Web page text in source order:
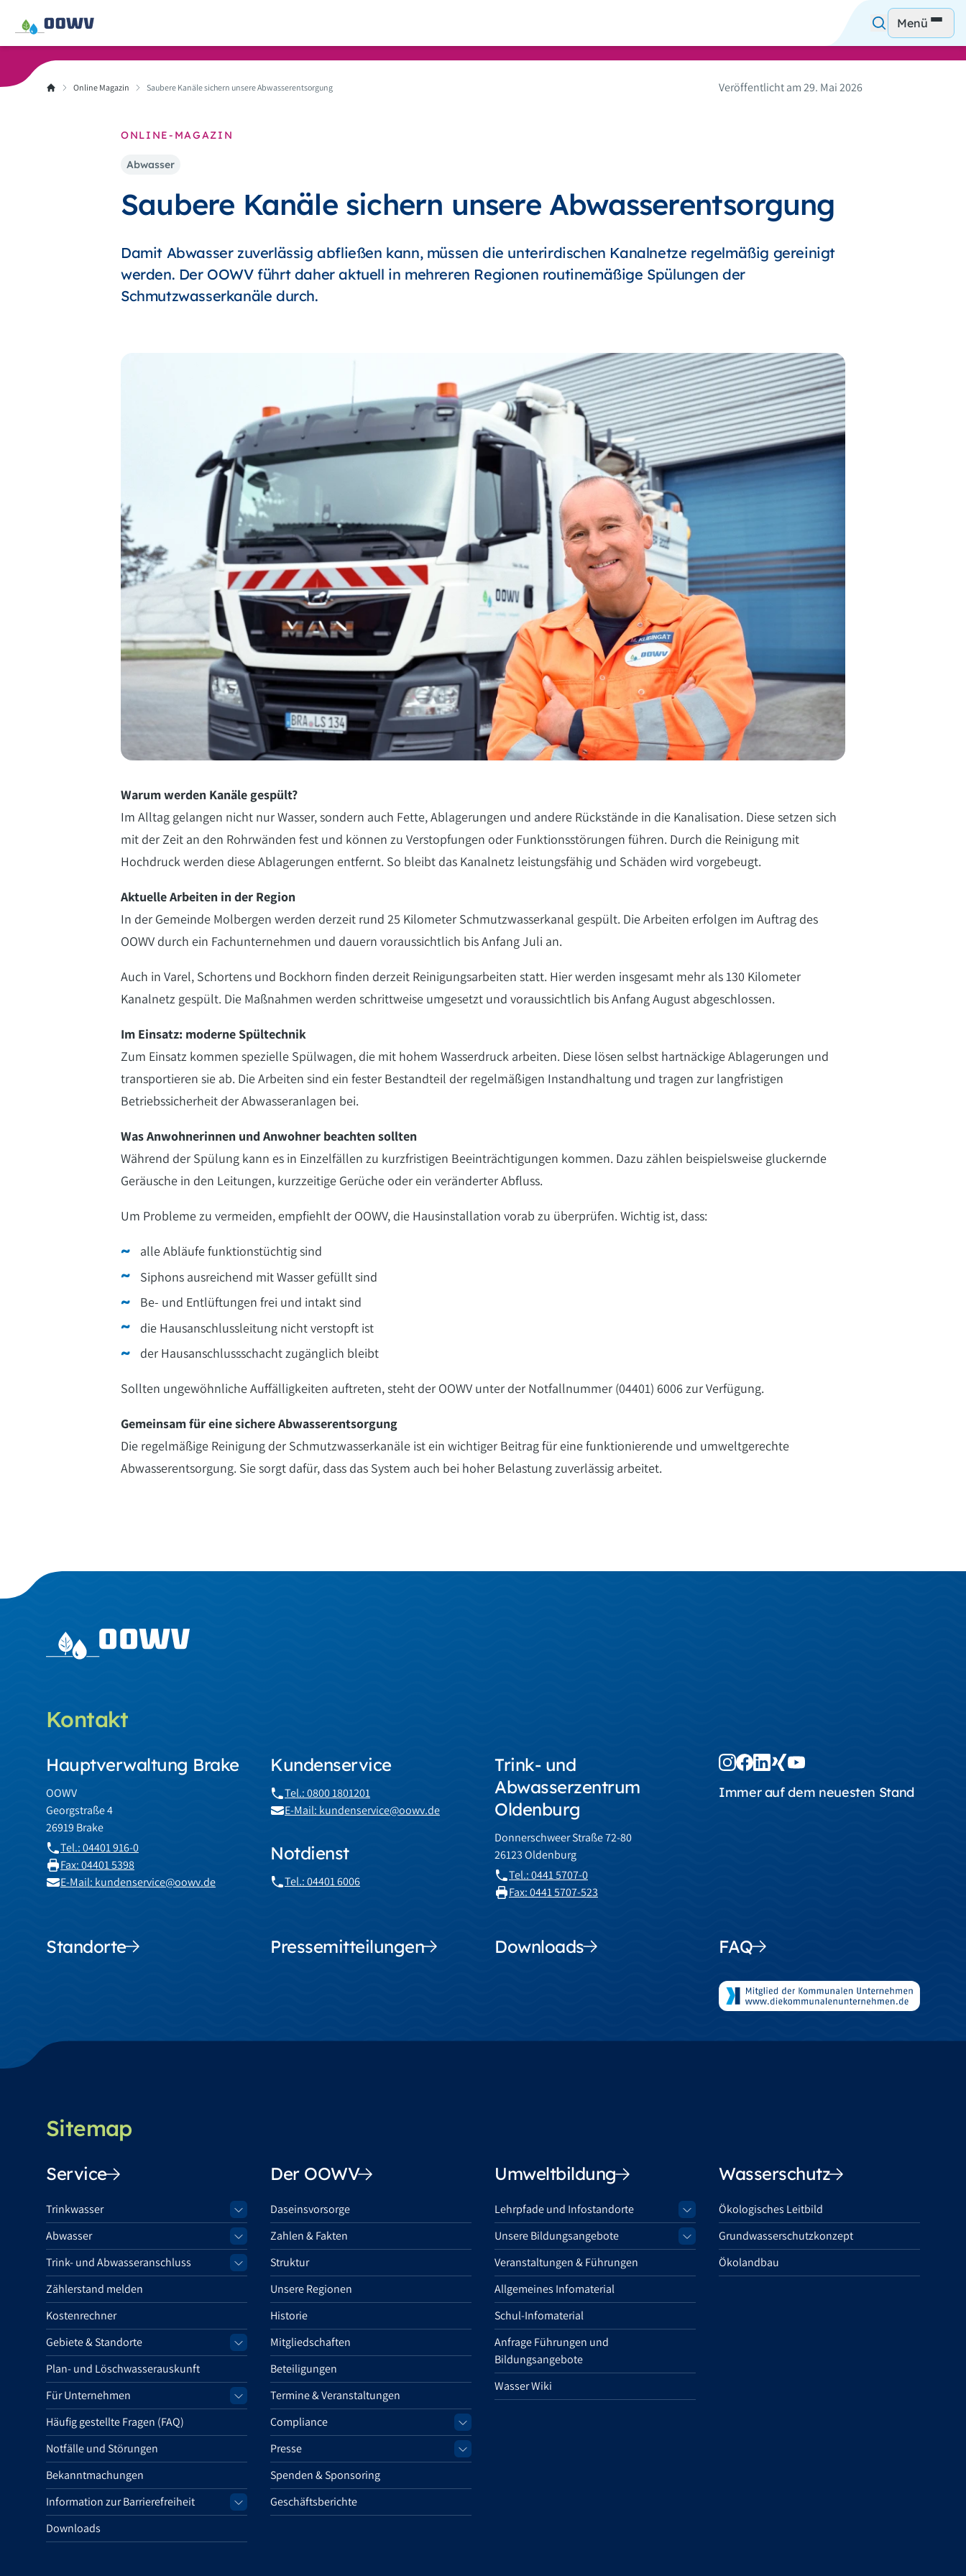
Menü
Online Magazin Saubere Kanäle sichern unsere Abwasserentsorgung Veröffentlicht am 29. Mai 2026
ONLINE-MAGAZIN
Abwasser
Saubere Kanäle sichern unsere Abwasserentsorgung
Damit Abwasser zuverlässig abfließen kann, müssen die unterirdischen Kanalnetze regelmäßig gereinigt
werden. Der OOWV führt daher aktuell in mehreren Regionen routinemäßige Spülungen der
Schmutzwasserkanäle durch.
Warum werden Kanäle gespült?
Im Alltag gelangen nicht nur Wasser, sondern auch Fette, Ablagerungen und andere Rückstände in die Kanalisation. Diese setzen sich
mit der Zeit an den Rohrwänden fest und können zu Verstopfungen oder Funktionsstörungen führen. Durch die Reinigung mit
Hochdruck werden diese Ablagerungen entfernt. So bleibt das Kanalnetz leistungsfähig und Schäden wird vorgebeugt.
Aktuelle Arbeiten in der Region
In der Gemeinde Molbergen werden derzeit rund 25 Kilometer Schmutzwasserkanal gespült. Die Arbeiten erfolgen im Auftrag des
OOWV durch ein Fachunternehmen und dauern voraussichtlich bis Anfang Juli an.
Auch in Varel, Schortens und Bockhorn finden derzeit Reinigungsarbeiten statt. Hier werden insgesamt mehr als 130 Kilometer
Kanalnetz gespült. Die Maßnahmen werden schrittweise umgesetzt und voraussichtlich bis Anfang August abgeschlossen.
Im Einsatz: moderne Spültechnik
Zum Einsatz kommen spezielle Spülwagen, die mit hohem Wasserdruck arbeiten. Diese lösen selbst hartnäckige Ablagerungen und
transportieren sie ab. Die Arbeiten sind ein fester Bestandteil der regelmäßigen Instandhaltung und tragen zur langfristigen
Betriebssicherheit der Abwasseranlagen bei.
Was Anwohnerinnen und Anwohner beachten sollten
Während der Spülung kann es in Einzelfällen zu kurzfristigen Beeinträchtigungen kommen. Dazu zählen beispielsweise gluckernde
Geräusche in den Leitungen, kurzzeitige Gerüche oder ein veränderter Abfluss.
Um Probleme zu vermeiden, empfiehlt der OOWV, die Hausinstallation vorab zu überprüfen. Wichtig ist, dass:
alle Abläufe funktionstüchtig sind
Siphons ausreichend mit Wasser gefüllt sind
Be- und Entlüftungen frei und intakt sind
die Hausanschlussleitung nicht verstopft ist
der Hausanschlussschacht zugänglich bleibt
Sollten ungewöhnliche Auffälligkeiten auftreten, steht der OOWV unter der Notfallnummer (04401) 6006 zur Verfügung.
Gemeinsam für eine sichere Abwasserentsorgung
Die regelmäßige Reinigung der Schmutzwasserkanäle ist ein wichtiger Beitrag für eine funktionierende und umweltgerechte
Abwasserentsorgung. Sie sorgt dafür, dass das System auch bei hoher Belastung zuverlässig arbeitet.
Kontakt
Hauptverwaltung Brake
OOWV
Georgstraße 4
26919 Brake
Tel.: 04401 916-0
Fax: 04401 5398
E-Mail: kundenservice@oowv.de
Kundenservice
Tel.: 0800 1801201
E-Mail: kundenservice@oowv.de
Notdienst
Tel.: 04401 6006
Trink- und
Abwasserzentrum
Oldenburg
Donnerschweer Straße 72-80
26123 Oldenburg
Tel.: 0441 5707-0
Fax: 0441 5707-523
Immer auf dem neuesten Stand
Standorte Pressemitteilungen Downloads FAQ
Sitemap
Service
Trinkwasser
Abwasser
Trink- und Abwasseranschluss
Zählerstand melden
Kostenrechner
Gebiete & Standorte
Plan- und Löschwasserauskunft
Für Unternehmen
Häufig gestellte Fragen (FAQ)
Notfälle und Störungen
Bekanntmachungen
Information zur Barrierefreiheit
Downloads
Der OOWV
Daseinsvorsorge
Zahlen & Fakten
Struktur
Unsere Regionen
Historie
Mitgliedschaften
Beteiligungen
Termine & Veranstaltungen
Compliance
Presse
Spenden & Sponsoring
Geschäftsberichte
Umweltbildung
Lehrpfade und Infostandorte
Unsere Bildungsangebote
Veranstaltungen & Führungen
Allgemeines Infomaterial
Schul-Infomaterial
Anfrage Führungen und
Bildungsangebote
Wasser Wiki
Wasserschutz
Ökologisches Leitbild
Grundwasserschutzkonzept
Ökolandbau